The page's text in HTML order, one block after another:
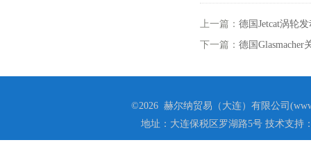
上一篇： 德国Jetcat涡轮
下一篇： 德国Glasmacher
©2026 赫尔纳贸易（大连）有限公司
地址：大连保税区罗湖路5号 技术支持